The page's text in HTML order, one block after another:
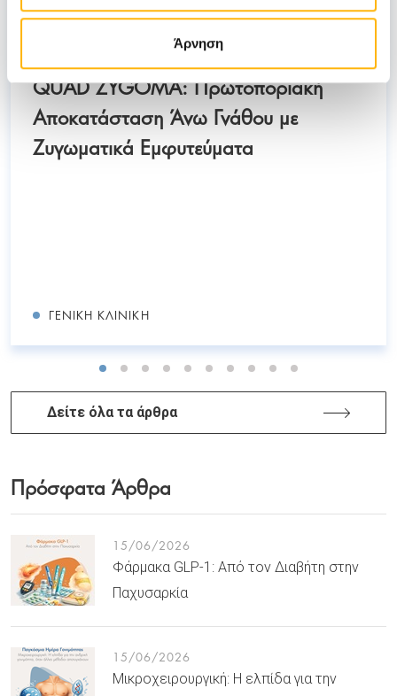
Άρνηση
QUAD ZYGOMA: Πρωτοποριακή
Αποκατάσταση Άνω Γνάθου με
Ζυγωματικά Εμφυτεύματα
ΓΕΝΙΚΉ ΚΛΙΝΙΚΉ
Δείτε όλα τα άρθρα
Πρόσφατα Άρθρα
15/06/2026
Φάρμακα GLP-1: Από τον Διαβήτη στην
Παχυσαρκία
15/06/2026
Μικροχειρουργική: Η ελπίδα για την